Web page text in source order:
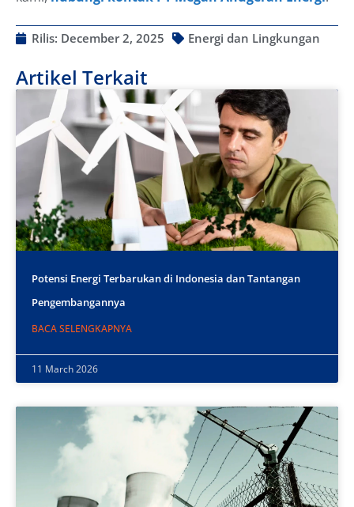
Rilis: December 2, 2025 Energi dan Lingkungan
Artikel Terkait
Potensi Energi Terbarukan di Indonesia dan Tantangan
Pengembangannya
BACA SELENGKAPNYA
11 March 2026